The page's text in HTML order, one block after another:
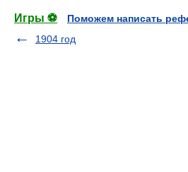
Игры ⚽
Поможем написать
1904 год